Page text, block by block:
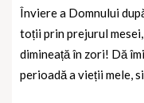
Înviere a Domnului
toții prin prejurul
dimineață în zori! Dă
perioadă a vieții mele,